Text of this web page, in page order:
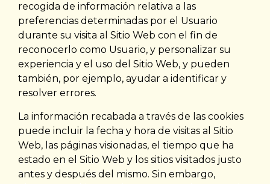
recogida de información relativa a las
preferencias determinadas por el Usuario
durante su visita al Sitio Web con el fin de
reconocerlo como Usuario, y personalizar su
experiencia y el uso del Sitio Web, y pueden
también, por ejemplo, ayudar a identificar y
resolver errores.
La información recabada a través de las cookies
puede incluir la fecha y hora de visitas al Sitio
Web, las páginas visionadas, el tiempo que ha
estado en el Sitio Web y los sitios visitados justo
antes y después del mismo. Sin embargo,